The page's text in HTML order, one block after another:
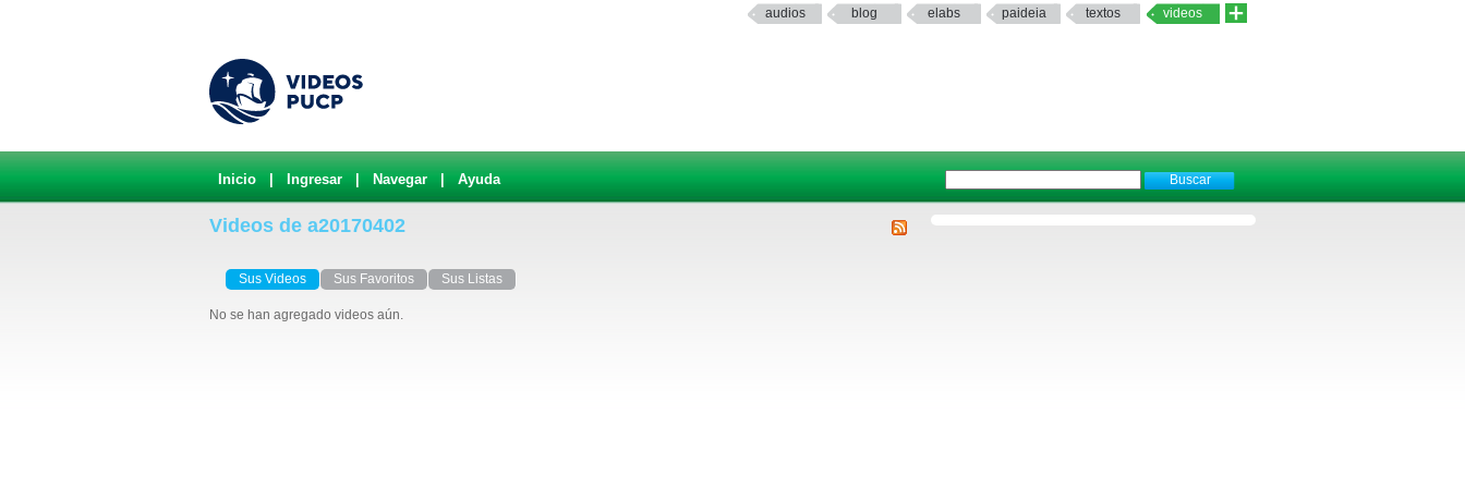
audios blog elabs paideia textos videos
Inicio Ingresar Navegar Ayuda
Videos de a20170402
Sus Videos Sus Favoritos Sus Listas
No se han agregado videos aún.